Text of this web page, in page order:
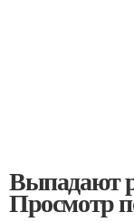
Выпадают
Просмотр